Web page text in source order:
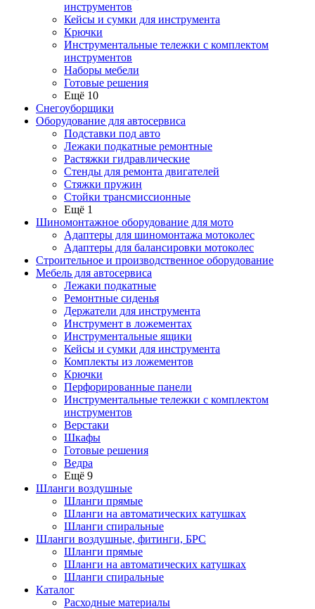
инструментов
Кейсы и сумки для инструмента
Крючки
Инструментальные тележки с комплектом
инструментов
Наборы мебели
Готовые решения
Ещё 10
Снегоуборщики
Оборудование для автосервиса
Подставки под авто
Лежаки подкатные ремонтные
Растяжки гидравлические
Стенды для ремонта двигателей
Стяжки пружин
Стойки трансмиссионные
Ещё 1
Шиномонтажное оборудование для мото
Адаптеры для шиномонтажа мотоколес
Адаптеры для балансировки мотоколес
Строительное и производственное оборудование
Мебель для автосервиса
Лежаки подкатные
Ремонтные сиденья
Держатели для инструмента
Инструмент в ложементах
Инструментальные ящики
Кейсы и сумки для инструмента
Комплекты из ложементов
Крючки
Перфорированные панели
Инструментальные тележки с комплектом
инструментов
Верстаки
Шкафы
Готовые решения
Ведра
Ещё 9
Шланги воздушные
Шланги прямые
Шланги на автоматических катушках
Шланги спиральные
Шланги воздушные, фитинги, БРС
Шланги прямые
Шланги на автоматических катушках
Шланги спиральные
Каталог
Расходные материалы